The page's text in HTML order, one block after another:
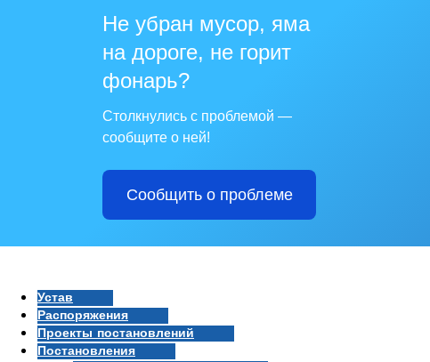
Не убран мусор, яма
на дороге, не горит
фонарь?
Столкнулись с проблемой —
сообщите о ней!
Сообщить о проблеме
Устав
Распоряжения
Проекты постановлений
Постановления